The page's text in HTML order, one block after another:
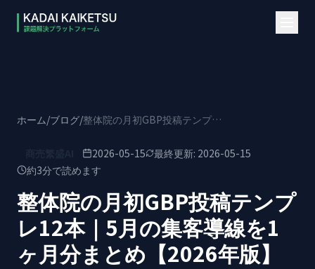
ホーム/ブログ/ 整体院の月初GBP投稿テンプレ12本｜5月の集客導線を1ヶ月分まとめ【2026年版】
2026-05-15 最終更新: 2026-05-15
約3分で読めます
整体院の月初GBP投稿テンプ
レ12本｜5月の集客導線を1
ヶ月分まとめ【2026年版】